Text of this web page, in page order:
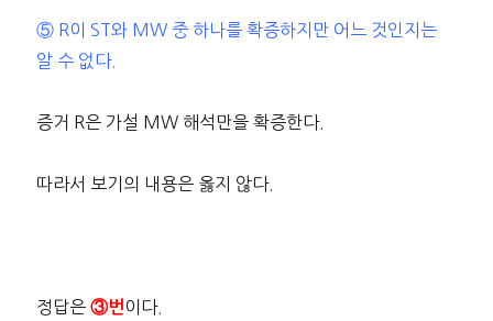
⑤ R이 ST와 MW 중 하나를 확증하지만 어느 것인지는
알 수 없다.
증거 R은 가설 MW 해석만을 확증한다.
따라서 보기의 내용은 옳지 않다.
정답은③번 이다.